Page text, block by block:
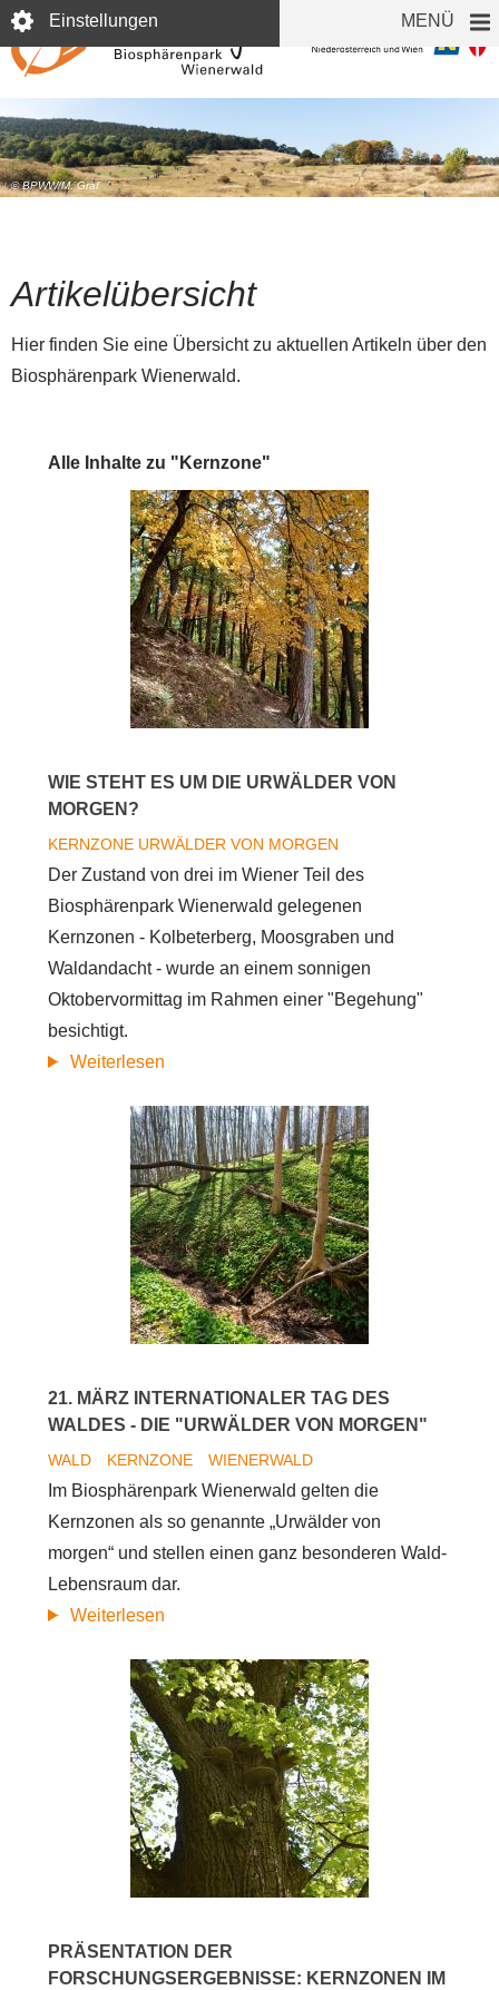
Direkt
zum
Inhalt
Einstellungen MENÜ
© BPWW/M. Graf
Artikelübersicht
Hier finden Sie eine Übersicht zu aktuellen Artikeln über den
Biosphärenpark Wienerwald.
Alle Inhalte zu "Kernzone"
WIE STEHT ES UM DIE URWÄLDER VON
MORGEN?
KERNZONE URWÄLDER VON MORGEN
Der Zustand von drei im Wiener Teil des
Biosphärenpark Wienerwald gelegenen
Kernzonen - Kolbeterberg, Moosgraben und
Waldandacht - wurde an einem sonnigen
Oktobervormittag im Rahmen einer "Begehung"
besichtigt.
Weiterlesen
steht
es
um
die
Urwälder
von
morgen?
21. MÄRZ INTERNATIONALER TAG DES
WALDES - DIE "URWÄLDER VON MORGEN"
WALD KERNZONE WIENERWALD
Im Biosphärenpark Wienerwald gelten die
Kernzonen als so genannte „Urwälder von
morgen“ und stellen einen ganz besonderen Wald-
Lebensraum dar.
Weiterlesen
Internationaler
Tag
des
Waldes
-
die
"Urwälder
von
PRÄSENTATION DER
FORSCHUNGSERGEBNISSE: KERNZONEN IM